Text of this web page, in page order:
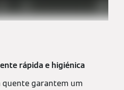
rápida e higiénica
quente garantem um